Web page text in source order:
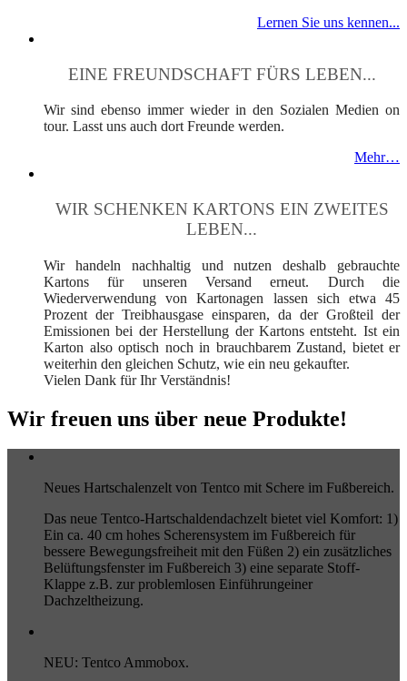
Lernen Sie uns kennen...
EINE FREUNDSCHAFT FÜRS LEBEN...
Wir sind ebenso immer wieder in den Sozialen Medien on
tour. Lasst uns auch dort Freunde werden.
Mehr…
WIR SCHENKEN KARTONS EIN ZWEITES
LEBEN...
Wir handeln nachhaltig und nutzen deshalb gebrauchte
Kartons für unseren Versand erneut. Durch die
Wiederverwendung von Kartonagen lassen sich etwa 45
Prozent der Treibhausgase einsparen, da der Großteil der
Emissionen bei der Herstellung der Kartons entsteht. Ist ein
Karton also optisch noch in brauchbarem Zustand, bietet er
weiterhin den gleichen Schutz, wie ein neu gekaufter.
Vielen Dank für Ihr Verständnis!
Wir freuen uns über neue Produkte!
Neues Hartschalenzelt von Tentco mit Schere im Fußbereich.
Das neue Tentco-Hartschaldendachzelt bietet viel Komfort: 1)
Ein ca. 40 cm hohes Scherensystem im Fußbereich für
bessere Bewegungsfreiheit mit den Füßen 2) ein zusätzliches
Belüftungsfenster im Fußbereich 3) eine separate Stoff-
Klappe z.B. zur problemlosen Einführungeiner
Dachzeltheizung.
NEU: Tentco Ammobox.